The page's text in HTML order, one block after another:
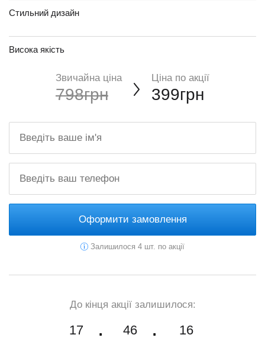
Стильний дизайн
Висока якість
Звичайна ціна
798грн
Ціна по акції
399грн
Оформити замовлення
Залишилося 4 шт. по акції
До кінця акції залишилося:
17 46 15